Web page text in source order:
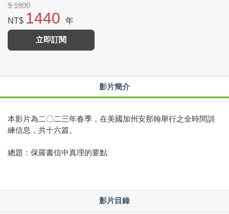
$ 1800
NT$ 1440 年
立即訂閱
影片簡介
本影片為二〇二三年春季，在美國加州安那翰舉行之全時間訓
練信息，共十六篇。
總題：保羅書信中真理的要點
影片目錄